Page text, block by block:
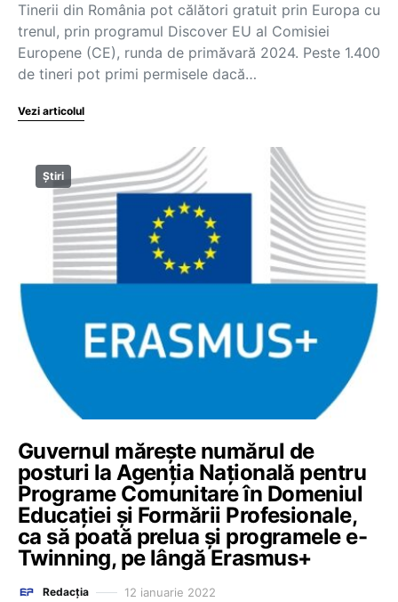
Tinerii din România pot călători gratuit prin Europa cu
trenul, prin programul Discover EU al Comisiei
Europene (CE), runda de primăvară 2024. Peste 1.400
de tineri pot primi permisele dacă…
Vezi articolul
Știri
Guvernul mărește numărul de
posturi la Agenția Națională pentru
Programe Comunitare în Domeniul
Educației și Formării Profesionale,
ca să poată prelua și programele e-
Twinning, pe lângă Erasmus+
Redacția 12 ianuarie 2022